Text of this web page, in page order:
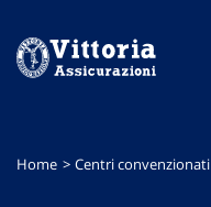
menu
contenuto
footer
Home Centri convenzionati